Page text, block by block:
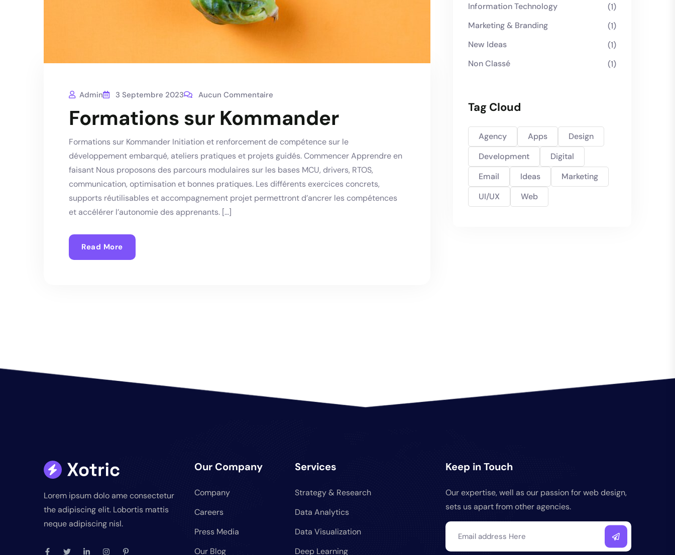
Admin 3 Septembre 2023 Aucun Commentaire
Formations sur Kommander
Formations sur Kommander Initiation et renforcement de compétence sur le
développement embarqué, ateliers pratiques et projets guidés. Commencer Apprendre en
faisant Nous proposons des parcours modulaires sur les bases MCU, drivers, RTOS,
communication, optimisation et bonnes pratiques. Les différents exercices concrets,
supports réutilisables et accompagnement projet permettront d’ancrer les compétences
et accélérer l’autonomie des apprenants. […]
Read More
Information Technology
(1)
Marketing & Branding
(1)
New Ideas
(1)
Non Classé
(1)
Tag Cloud
Agency Apps
Design
Development
Digital
Email
Ideas
Marketing
UI/UX
Web
Lorem ipsum dolo ame consectetur
the adipiscing elit. Lobortis mattis
neque adipiscing nisl.
Our Company
Company
Careers
Press Media
Our Blog
Services
Strategy & Research
Data Analytics
Data Visualization
Deep Learning
Keep in Touch
Our expertise, well as our passion for web design,
sets us apart from other agencies.